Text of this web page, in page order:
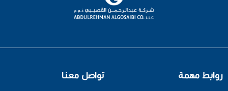
روابط مهمة تواصل معنا